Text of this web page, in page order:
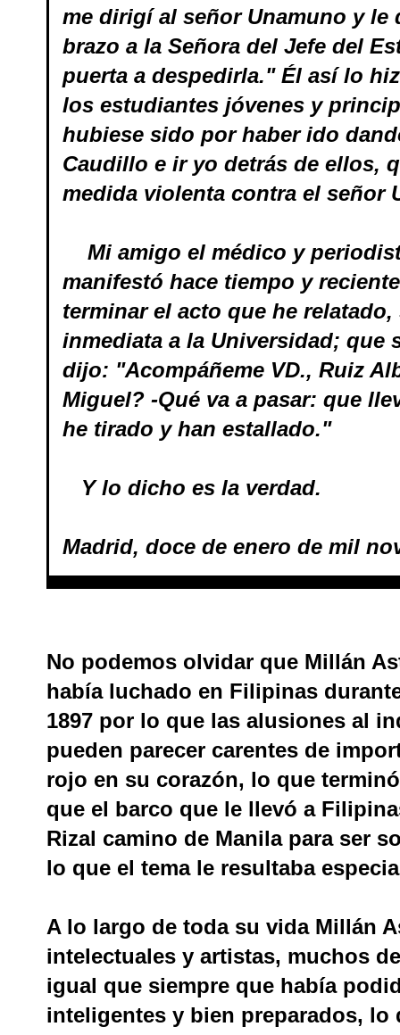
me dirigí al señor Unamuno y le
brazo a la Señora del Jefe del
puerta a despedirla." Él así lo
los estudiantes jóvenes y
hubiese sido por haber ido
Caudillo e ir yo detrás de ellos,
medida violenta contra el señor
Mi amigo el médico y
manifestó hace tiempo y
terminar el acto que he
inmediata a la Universidad; que
dijo: "Acompáñeme VD., Ruiz
Miguel? -Qué va a pasar: que
he tirado y han estallado."
Y lo dicho es la verdad.
Madrid, doce de enero de mil
No podemos olvidar que Millán
había luchado en Filipinas
1897 por lo que las alusiones al
pueden parecer carentes de
rojo en su corazón, lo que
que el barco que le llevó a
Rizal camino de Manila para ser
lo que el tema le resultaba
A lo largo de toda su vida Millán
intelectuales y artistas, muchos
igual que siempre que había
inteligentes y bien preparados, lo